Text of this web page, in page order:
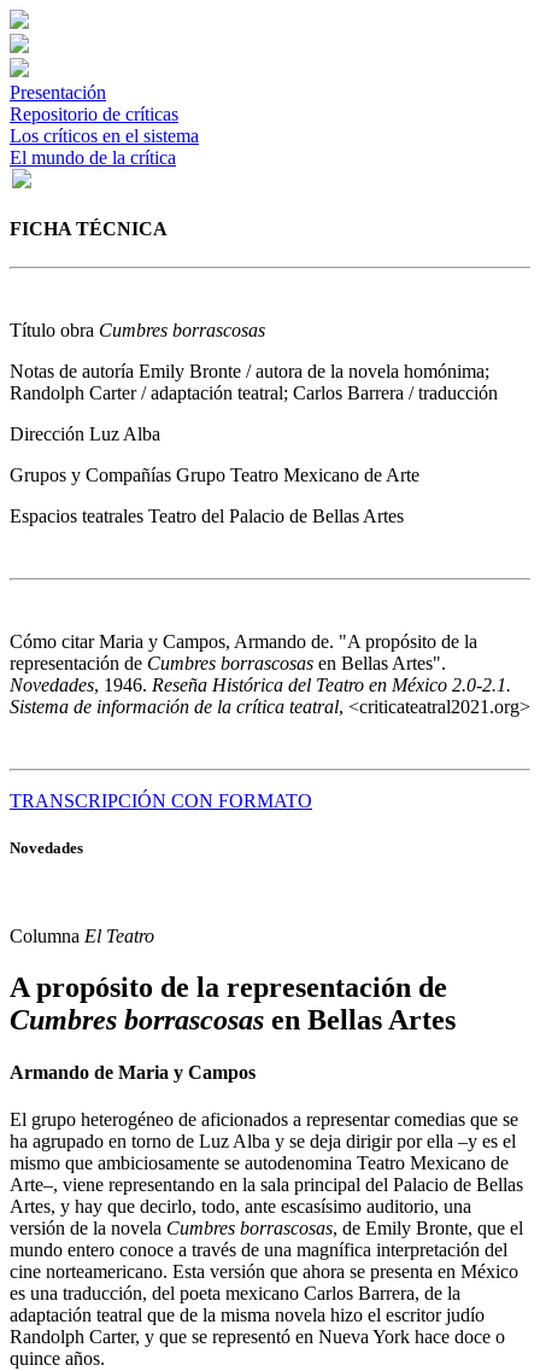
Presentación
Repositorio de críticas
Los críticos en el sistema
El mundo de la crítica
FICHA TÉCNICA
Título obra Cumbres borrascosas
Notas de autoría Emily Bronte / autora de la novela homónima;
Randolph Carter / adaptación teatral; Carlos Barrera / traducción
Dirección Luz Alba
Grupos y Compañías Grupo Teatro Mexicano de Arte
Espacios teatrales Teatro del Palacio de Bellas Artes
Cómo citarMaria y Campos, Armando de. "A propósito de la
representación de Cumbres borrascosas en Bellas Artes".
Novedades, 1946. Reseña Histórica del Teatro en México 2.0-2.1.
Sistema de información de la crítica teatral, <criticateatral2021.org>
TRANSCRIPCIÓN CON FORMATO
Novedades
Columna El Teatro
A propósito de la representación de
Cumbres borrascosas en Bellas Artes
Armando de Maria y Campos
El grupo heterogéneo de aficionados a representar comedias que se
ha agrupado en torno de Luz Alba y se deja dirigir por ella –y es el
mismo que ambiciosamente se autodenomina Teatro Mexicano de
Arte–, viene representando en la sala principal del Palacio de Bellas
Artes, y hay que decirlo, todo, ante escasísimo auditorio, una
versión de la novela Cumbres borrascosas, de Emily Bronte, que el
mundo entero conoce a través de una magnífica interpretación del
cine norteamericano. Esta versión que ahora se presenta en México
es una traducción, del poeta mexicano Carlos Barrera, de la
adaptación teatral que de la misma novela hizo el escritor judío
Randolph Carter, y que se representó en Nueva York hace doce o
quince años.